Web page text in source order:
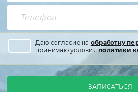
Даю согласие на обработку
принимаю условияполитики
ЗАПИСАТЬСЯ